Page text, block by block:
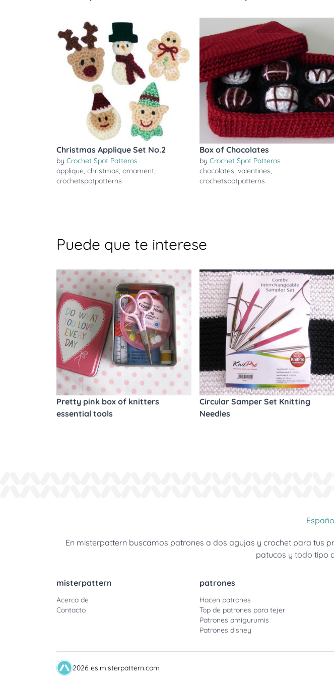
Christmas Applique Set No.2
by Crochet Spot Patterns
applique, christmas, ornament,
crochetspotpatterns
Box of Chocolates
by Crochet Spot Patterns
chocolates, valentines,
crochetspotpatterns
Puede que te interese
Pretty pink box of knitters
essential tools
Circular Samper Set Knitting
Needles
En misterpattern buscamos patrones a dos agujas y crochet para tus
patucos y todo tipo
misterpattern
Acerca de
Contacto
patrones
Hacen patrones
Top de patrones para tejer
Patrones amigurumis
Patrones disney
2026 es.misterpattern.com